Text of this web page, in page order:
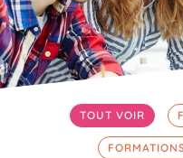
TOUT VOIR